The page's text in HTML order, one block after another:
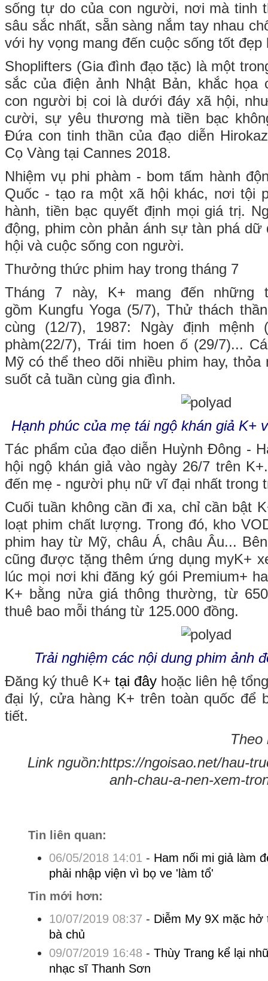
sống tự do của con người, nơi mà tinh
sâu sắc nhất, sẵn sàng nắm tay nhau
với hy vọng mang đến cuộc sống tốt đẹp
Shoplifters (Gia đình đạo tặc) là một
sắc của điện ảnh Nhật Bản, khắc họa
con người bị coi là dưới đáy xã hội,
cười, sự yêu thương mà tiền bạc
Đứa con tinh thần của đạo diễn
Cọ Vàng tại Cannes 2018.
Nhiệm vụ phi phàm - bom tấm hành
Quốc - tạo ra một xã hội khác, nơi tội
hành, tiền bạc quyết định mọi giá trị.
động, phim còn phản ánh sự tàn phá dữ
hội và cuộc sống con người.
Thưởng thức phim hay trong tháng 7
Tháng 7 này, K+ mang đến những
gồm Kungfu Yoga (5/7), Thử thách
cùng (12/7), 1987: Ngày định mệnh
phàm(22/7), Trái tim hoen ố (29/7)...
Mỹ có thể theo dõi nhiều phim hay,
suốt cả tuần cùng gia đình.
Hạnh phúc của mẹ tái ngộ khán giả K+
Tác phẩm của đạo diễn Huỳnh Đông -
hội ngộ khán giả vào ngày 26/7 trên
đến mẹ - người phụ nữ vĩ đại nhất trong
Cuối tuần không cần đi xa, chỉ cần bật
loạt phim chất lượng. Trong đó, kho
phim hay từ Mỹ, châu Á, châu Âu...
cũng được tặng thêm ứng dụng myK+
lúc mọi nơi khi đăng ký gói Premium+
K+ bằng nửa giá thông thường, từ
thuê bao mỗi tháng từ 125.000 đồng.
Trải nghiệm các nội dung phim ảnh
Đăng ký thuê K+ tại đây hoặc liên hệ
đại lý, cửa hàng K+ trên toàn quốc để
tiết.
Theo
Link nguồn:https://ngoisao.net/hau-
anh-chau-a-nen-xem-
Tin liên quan:
06/05/2018 14:01 - Ham nối mi giả làm
phải nhập viện vì bọ ve 'làm tổ'
Tin mới hơn:
10/07/2019 08:37 - Diễm My 9X mặc
bà chủ
09/07/2019 16:48 - Thùy Trang kể lại
nhạc sĩ Thanh Sơn